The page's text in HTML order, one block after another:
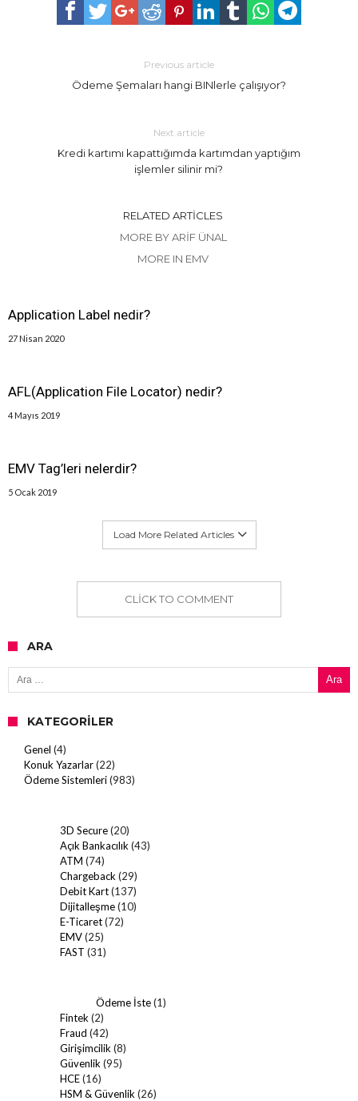
Previous article
Ödeme Şemaları hangi BINlerle çalışıyor?
Next article
Kredi kartımı kapattığımda kartımdan yaptığım
işlemler silinir mi?
RELATED ARTICLES
MORE BY ARIF ÜNAL
MORE IN EMV
Application Label nedir?
27 Nisan 2020
AFL(Application File Locator) nedir?
4 Mayıs 2019
EMV Tag’leri nelerdir?
5 Ocak 2019
Load More Related Articles
CLICK TO COMMENT
ARA
Arama:
KATEGORILER
Genel (4)
Konuk Yazarlar(22)
Ödeme Sistemleri(983)
3D Secure(20)
Açık Bankacılık (43)
ATM (74)
Chargeback (29)
Debit Kart(137)
Dijitalleşme(10)
E-Ticaret(72)
EMV(25)
FAST (31)
Ödeme İste(1)
Fintek (2)
Fraud (42)
Girişimcilik (8)
Güvenlik (95)
HCE(16)
HSM & Güvenlik (26)